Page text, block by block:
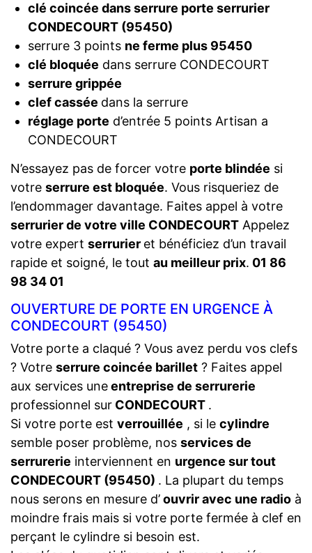
clé coincée dans serrure porte serrurier
CONDECOURT (95450)
serrure 3 points ne ferme plus 95450
clé bloquée dans serrure CONDECOURT
serrure grippée
clef cassée dans la serrure
réglage porte d’entrée 5 points Artisan a
CONDECOURT
N’essayez pas de forcer votre porte blindée si
votre serrure est bloquée. Vous risqueriez de
l’endommager davantage. Faites appel à votre
serrurier de votre ville CONDECOURT Appelez
votre expert serrurier et bénéficiez d’un travail
rapide et soigné, le tout au meilleur prix. 01 86
98 34 01
OUVERTURE DE PORTE EN URGENCE À
CONDECOURT (95450)
Votre porte a claqué ? Vous avez perdu vos clefs
? Votre serrure coincée barillet ? Faites appel
aux services uneentreprise de serrurerie
professionnel sur CONDECOURT .
Si votre porte est verrouillée , si le cylindre
semble poser problème, nos services de
serrurerie interviennent en urgence sur tout
CONDECOURT (95450) . La plupart du temps
nous serons en mesure d’ouvrir avec une radio à
moindre frais mais si votre porte fermée à clef en
perçant le cylindre si besoin est.